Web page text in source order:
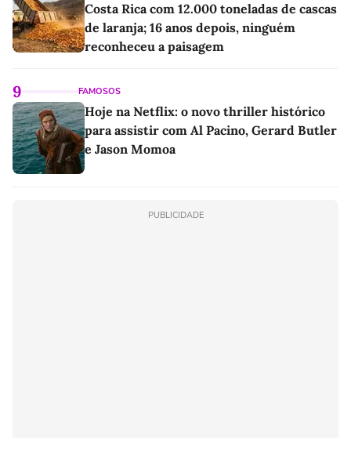
Costa Rica com 12.000 toneladas de cascas
de laranja; 16 anos depois, ninguém
reconheceu a paisagem
9 FAMOSOS
Hoje na Netflix: o novo thriller histórico
para assistir com Al Pacino, Gerard Butler
e Jason Momoa
PUBLICIDADE